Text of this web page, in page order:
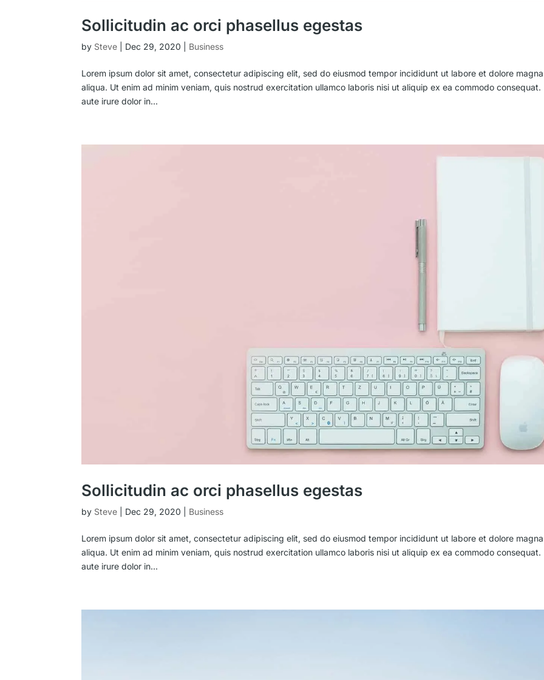
Sollicitudin ac orci phasellus egestas
by Steve Dec 29, 2020 Business
Lorem ipsum dolor sit amet, consectetur adipiscing elit, sed do eiusmod tempor incididunt ut labore et dolore magna
aliqua. Ut enim ad minim veniam, quis nostrud exercitation ullamco laboris nisi ut aliquip ex ea commodo consequat.
aute irure dolor in...
Sollicitudin ac orci phasellus egestas
by Steve Dec 29, 2020 Business
Lorem ipsum dolor sit amet, consectetur adipiscing elit, sed do eiusmod tempor incididunt ut labore et dolore magna
aliqua. Ut enim ad minim veniam, quis nostrud exercitation ullamco laboris nisi ut aliquip ex ea commodo consequat.
aute irure dolor in...